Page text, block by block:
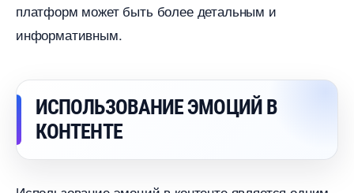
платформ может быть более детальным и
информативным.
ИСПОЛЬЗОВАНИЕ ЭМОЦИЙ
КОНТЕНТЕ